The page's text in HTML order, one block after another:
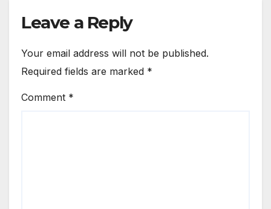
Leave a Reply
Your email address will not be published.
Required fields are marked *
Comment *